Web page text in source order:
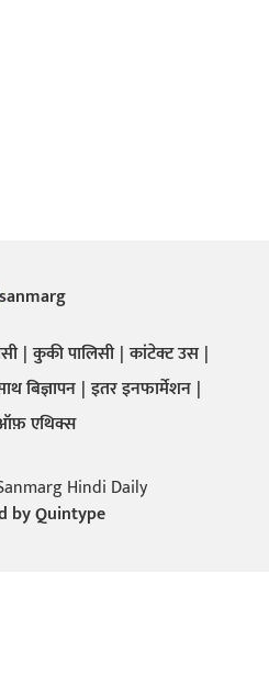
कुकी पालिसी कांटेक्ट उस
बिज्ञापन इतर इनफार्मेशन
एथिक्स
Hindi Daily
byQuintype